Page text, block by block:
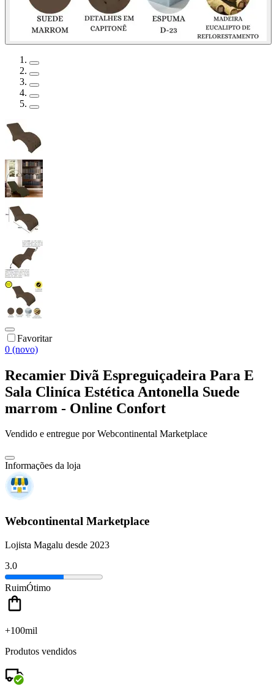
Favoritar
0 (novo)
Recamier Divã Espreguiçadeira Para E
Sala Cliníca Estética Antonella Suede
marrom - Online Confort
Vendido e entregue por Webcontinental Marketplace
Informações da loja
Webcontinental Marketplace
Lojista Magalu desde 2023
3.0
RuimÓtimo
+100mil
Produtos vendidos